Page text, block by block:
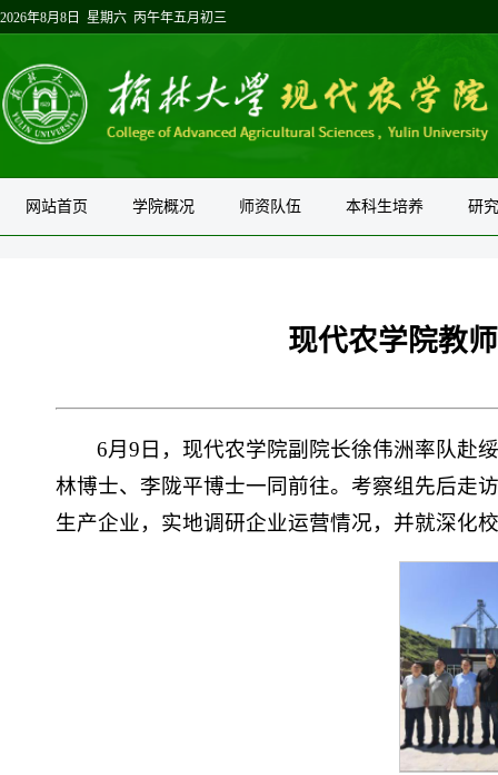
2026年8月8日 星期六 丙午年五月初三
网站首页 学院概况 师资队伍 本科生培养 研
现代农学院教
6月9日，现代农学院副院长徐伟洲率队赴
林博士、李陇平博士一同前往。考察组先后走
生产企业，实地调研企业运营情况，并就深化